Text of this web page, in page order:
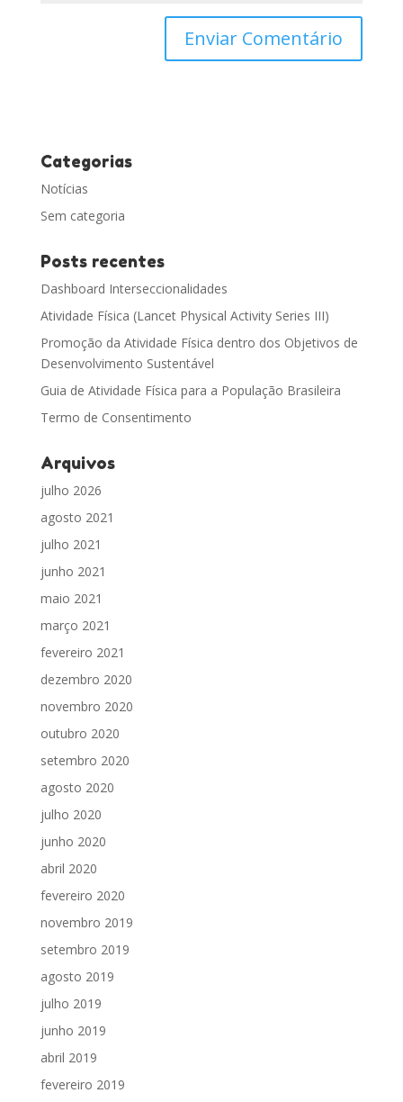
Categorias
Notícias
Sem categoria
Posts recentes
Dashboard Interseccionalidades
Atividade Física (Lancet Physical Activity Series III)
Promoção da Atividade Física dentro dos Objetivos de
Desenvolvimento Sustentável
Guia de Atividade Física para a População Brasileira
Termo de Consentimento
Arquivos
julho 2026
agosto 2021
julho 2021
junho 2021
maio 2021
março 2021
fevereiro 2021
dezembro 2020
novembro 2020
outubro 2020
setembro 2020
agosto 2020
julho 2020
junho 2020
abril 2020
fevereiro 2020
novembro 2019
setembro 2019
agosto 2019
julho 2019
junho 2019
abril 2019
fevereiro 2019